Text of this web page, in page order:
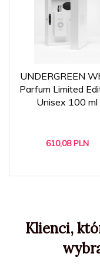
UNDERGREEN
Parfum Limited
Unisex 100 ml
610,08 PLN
Klienci,